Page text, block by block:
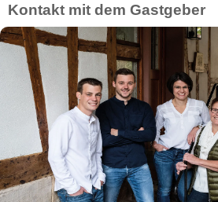
Kontakt mit dem Gastgeber